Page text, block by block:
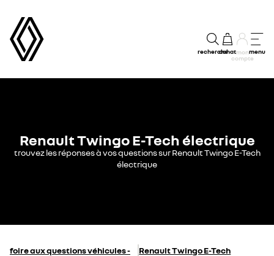
rechercheachatmon
compte
menu
Renault Twingo E-Tech électrique
trouvez les réponses à vos questions sur Renault Twingo E-Tech
électrique
foire aux questions véhicules -
Renault Twingo E-Tech